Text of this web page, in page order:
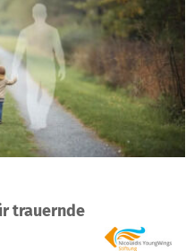
trauernde
3.488 €
fehlen noch